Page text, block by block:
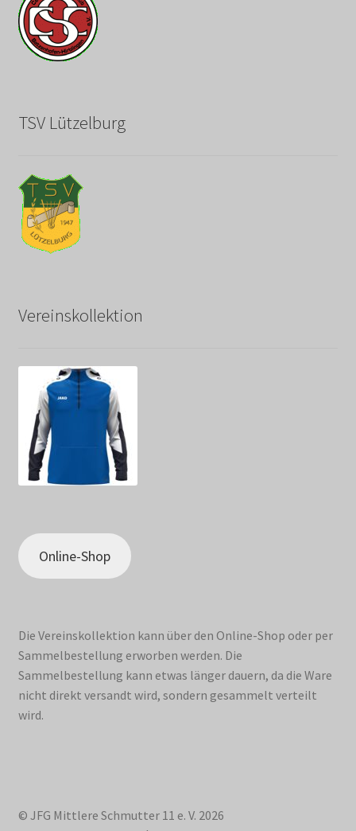
TSV Lützelburg
Vereinskollektion
Online-Shop
Die Vereinskollektion kann über den Online-Shop oder per
Sammelbestellung erworben werden. Die
Sammelbestellung kann etwas länger dauern, da die Ware
nicht direkt versandt wird, sondern gesammelt verteilt
wird.
© JFG Mittlere Schmutter 11 e. V. 2026